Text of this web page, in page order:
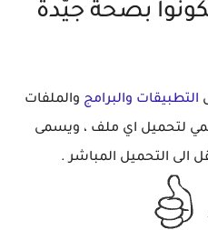
بصحة جيّدة
التطبيقات والبرامج والملفات
لتحميل اي ملف ، ويسمى
الى التحميل المباشر .